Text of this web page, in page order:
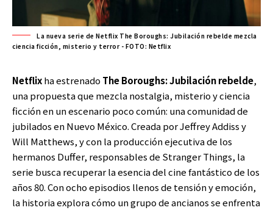
La nueva serie de Netflix The Boroughs: Jubilación rebelde mezcla
ciencia ficción, misterio y terror - FOTO: Netflix
Netflixha estrenado The Boroughs: Jubilación rebelde,
una propuesta que mezcla nostalgia, misterio y ciencia
ficción en un escenario poco común: una comunidad de
jubilados en Nuevo México. Creada por Jeffrey Addiss y
Will Matthews, y con la producción ejecutiva de los
hermanos Duffer, responsables de Stranger Things, la
serie busca recuperar la esencia del cine fantástico de los
años 80. Con ocho episodios llenos de tensión y emoción,
la historia explora cómo un grupo de ancianos se enfrenta